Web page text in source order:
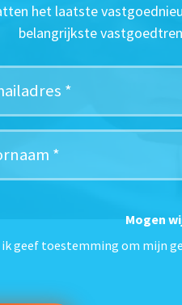
het laatste
belangrijkste
Mogen
ik geef toestemming om mijn